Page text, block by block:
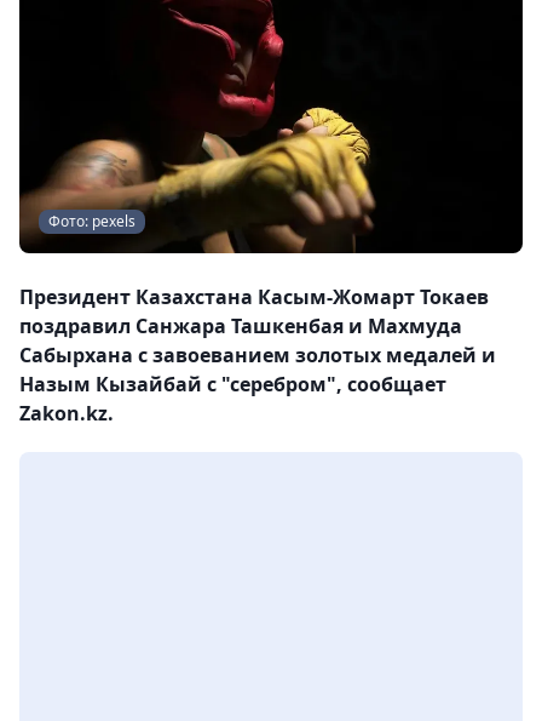
Фото: pexels
Президент Казахстана Касым-Жомарт Токаев
поздравил Санжара Ташкенбая и Махмуда
Сабырхана с завоеванием золотых медалей и
Назым Кызайбай с "серебром", сообщает
Zakon.kz.